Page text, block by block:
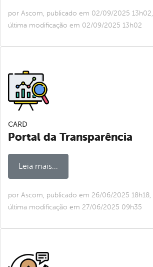
por Ascom, publicado em 02/09/2025 13h02,
última modificação em 02/09/2025 13h02
CARD
Portal da Transparência
Leia mais...
por Ascom, publicado em 26/06/2025 18h18,
última modificação em 27/06/2025 09h35